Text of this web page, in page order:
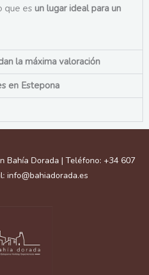
que es un lugar ideal para un
la máxima valoración
en Estepona
Bahía Dorada | Teléfono: +34 607
info@bahiadorada.es
Facebook
Instagram
GoogleBehance